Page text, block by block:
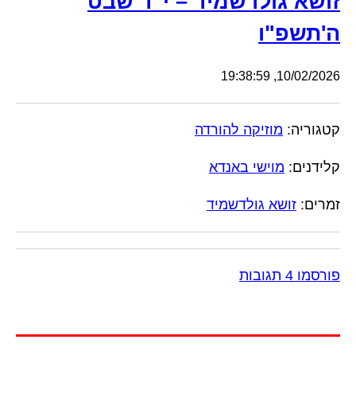
ה'תשפ"ו
10/02/2026, 19:38:59
קטגוריה: מוזיקה להורדה
קלידנים: מוישי באנדא
זמרים: זושא גולדשמיד
פורסמו 4 תגובות